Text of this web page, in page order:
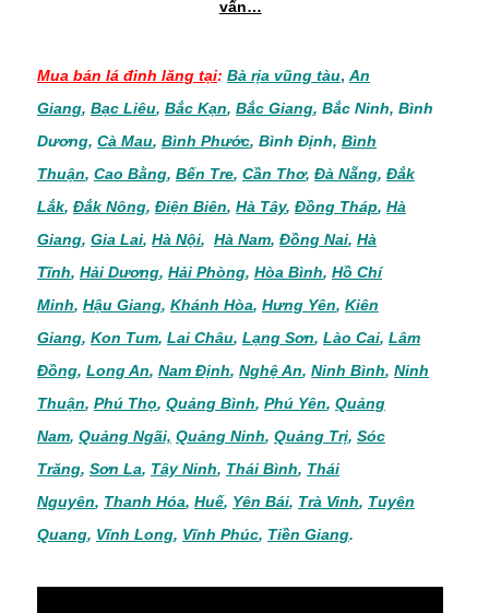
vấn…
Mua bán lá đinh lăng tại: Bà rịa vũng tàu, An
Giang, Bạc Liêu, Bắc Kạn, Bắc Giang, Bắc Ninh, Bình
Dương, Cà Mau, Bình Phước, Bình Định, Bình
Thuận, Cao Bằng, Bến Tre, Cần Thơ, Đà Nẵng, Đắk
Lắk, Đắk Nông, Điện Biên, Hà Tây, Đồng Tháp, Hà
Giang, Gia Lai, Hà Nội, Hà Nam, Đồng Nai, Hà
Tĩnh, Hải Dương, Hải Phòng, Hòa Bình, Hồ Chí
Minh, Hậu Giang, Khánh Hòa, Hưng Yên, Kiên
Giang, Kon Tum, Lai Châu, Lạng Sơn, Lào Cai, Lâm
Đồng, Long An, Nam Định, Nghệ An, Ninh Bình, Ninh
Thuận, Phú Thọ, Quảng Bình, Phú Yên, Quảng
Nam, Quảng Ngãi, Quảng Ninh, Quảng Trị, Sóc
Trăng, Sơn La, Tây Ninh, Thái Bình, Thái
Nguyên, Thanh Hóa, Huế, Yên Bái, Trà Vinh, Tuyên
Quang, Vĩnh Long, Vĩnh Phúc, Tiền Giang.